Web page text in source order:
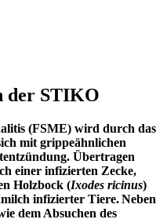
der STIKO
(FSME) wird durch das
mit grippeähnlichen
Übertragen
einer infizierten Zecke,
Holzbock (Ixodes ricinus)
infizierter Tiere.Neben
dem Absuchen des